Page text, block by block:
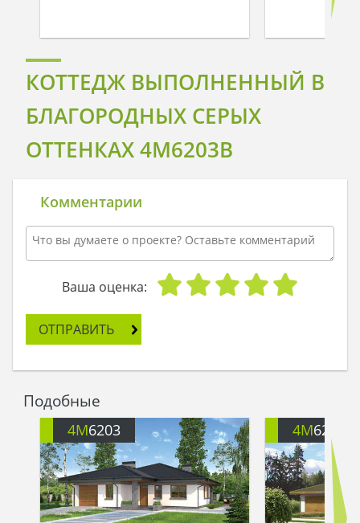
КОТТЕДЖ ВЫПОЛНЕННЫЙ В
БЛАГОРОДНЫХ СЕРЫХ
ОТТЕНКАХ 4M6203B
Комментарии
Ваша оценка:
ОТПРАВИТЬ
Подобные
4M6203 4M6203A